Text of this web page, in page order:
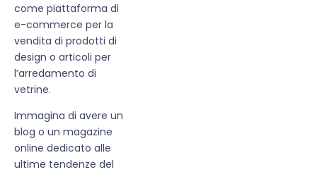
come piattaforma di
e-commerce per la
vendita di prodotti di
design o articoli per
l’arredamento di
vetrine.
Immagina di avere un
blog o un magazine
online dedicato alle
ultime tendenze del